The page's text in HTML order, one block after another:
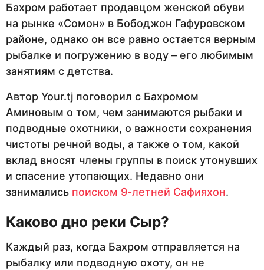
Бахром работает продавцом женской обуви
на рынке «Сомон» в Бободжон Гафуровском
районе, однако он все равно остается верным
рыбалке и погружению в воду – его любимым
занятиям с детства.
Автор Your.tj поговорил с Бахромом
Аминовым о том, чем занимаются рыбаки и
подводные охотники, о важности сохранения
чистоты речной воды, а также о том, какой
вклад вносят члены группы в поиск утонувших
и спасение утопающих. Недавно они
занимались поиском 9-летней Сафияхон.
Каково дно реки Сыр?
Каждый раз, когда Бахром отправляется на
рыбалку или подводную охоту, он не